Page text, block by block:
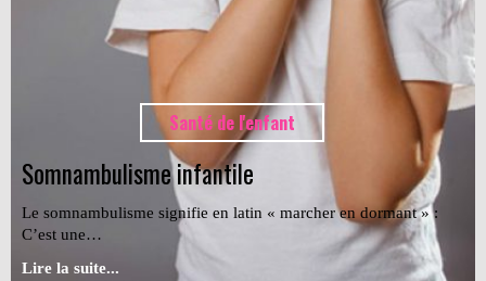
Santé de l'enfant
Somnambulisme infantile
Le somnambulisme signifie en latin « marcher en dormant » :
C’est une…
Lire la suite...